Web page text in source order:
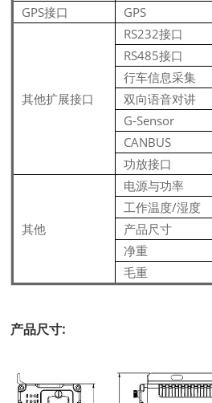
GPS接口
GPS
其他扩展接口
RS232接口
RS485接口
行车信息采集
双向语音对讲
G-Sensor
CANBUS
功放接口
其他
电源与功率
工作温度/湿度
产品尺寸
净重
毛重
产品尺寸: